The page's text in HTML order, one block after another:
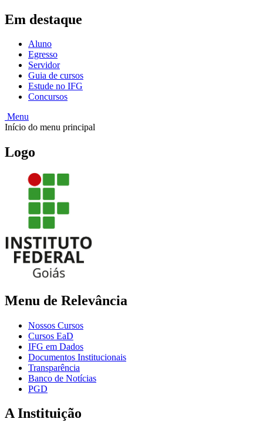
Em destaque
Aluno
Egresso
Servidor
Guia de cursos
Estude no IFG
Concursos
Menu
Início do menu principal
Logo
Menu de Relevância
Nossos Cursos
Cursos EaD
IFG em Dados
Documentos Institucionais
Transparência
Banco de Notícias
PGD
A Instituição